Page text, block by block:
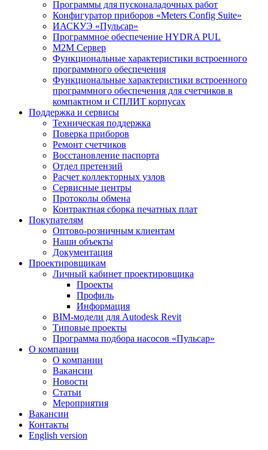
Программы для пусконаладочных работ
Конфигуратор приборов «Meters Config Suite»
ИАСКУЭ «Пульсар»
Программное обеспечение HYDRA PUL
M2M Сервер
Функциональные характеристики встроенного
программного обеспечения
Функциональные характеристики встроенного
программного обеспечения для счетчиков в
компактном и СПЛИТ корпусах
Поддержка и сервисы
Техническая поддержка
Поверка приборов
Ремонт счетчиков
Восстановление паспорта
Отдел претензий
Расчет коллекторных узлов
Сервисные центры
Протоколы обмена
Контрактная сборка печатных плат
Покупателям
Оптово-розничным клиентам
Наши объекты
Документация
Проектировщикам
Личный кабинет проектировщика
Проекты
Профиль
Информация
BIM-модели для Autodesk Revit
Типовые проекты
Программа подбора насосов «Пульсар»
О компании
О компании
Вакансии
Новости
Статьи
Мероприятия
Вакансии
Контакты
English version